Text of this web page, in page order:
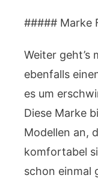
##### Marke
Weiter geht’s
ebenfalls
es um
Diese Marke
Modellen an,
komfortabel
schon einmal